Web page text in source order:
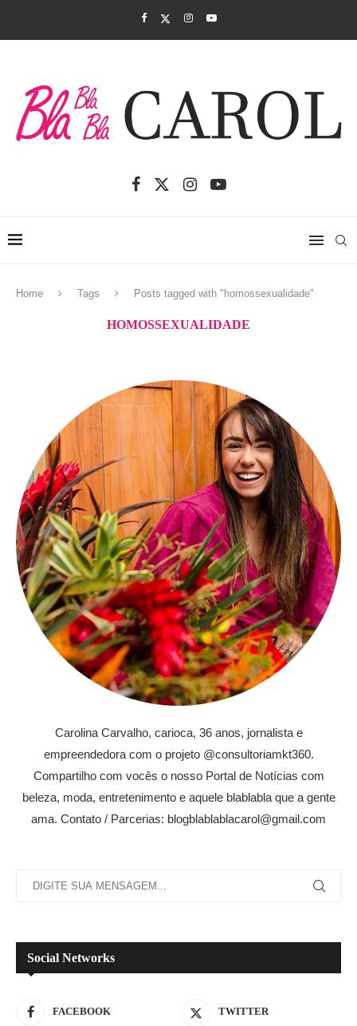
Home Tags Posts tagged with "homossexualidade"
HOMOSSEXUALIDADE
Carolina Carvalho, carioca, 36 anos, jornalista e
empreendedora com o projeto @consultoriamkt360.
Compartilho com vocês o nosso Portal de Notícias com
beleza, moda, entretenimento e aquele blablabla que a gente
ama. Contato / Parcerias: blogblablablacarol@gmail.com
Social Networks
FACEBOOK TWITTER